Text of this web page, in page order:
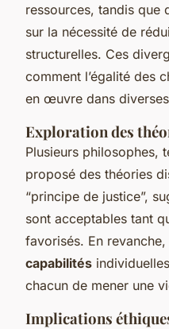
ressources, tandis que
sur la nécessité de
structurelles. Ces
comment l’égalité des
en œuvre dans
Exploration des
Plusieurs philosophes,
proposé des théories
“principe de justice”,
sont acceptables tant
favorisés. En
capabilités
chacun de mener une
Implications